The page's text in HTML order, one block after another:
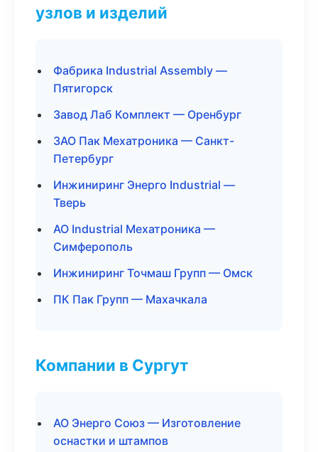
узлов и изделий
Фабрика Industrial Assembly —
Пятигорск
Завод Лаб Комплект — Оренбург
ЗАО Пак Мехатроника — Санкт-
Петербург
Инжиниринг Энерго Industrial —
Тверь
АО Industrial Мехатроника —
Симферополь
Инжиниринг Точмаш Групп — Омск
ПК Пак Групп — Махачкала
Компании в Сургут
АО Энерго Союз — Изготовление
оснастки и штампов